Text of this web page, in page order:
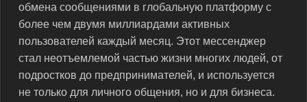
обмена сообщениями в глобальную платформу с
более чем двумя миллиардами активных
пользователей каждый месяц. Этот мессенджер
стал неотъемлемой частью жизни многих людей, от
подростков до предпринимателей, и используется
не только для личного общения, но и для бизнеса.